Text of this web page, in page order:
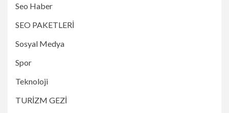
Seo Haber
SEO PAKETLERİ
Sosyal Medya
Spor
Teknoloji
TURİZM GEZİ